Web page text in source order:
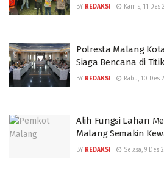
BY REDAKSI Kamis, 11 Des
Polresta Malang
Siaga Bencana di
BY REDAKSI Rabu, 10 Des
Alih Fungsi Lahan
Malang Semakin
BY REDAKSI Selasa, 9 Des